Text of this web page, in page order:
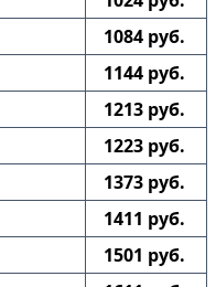
1084 руб.
1144 руб.
1213 руб.
1223 руб.
1373 руб.
1411 руб.
1501 руб.